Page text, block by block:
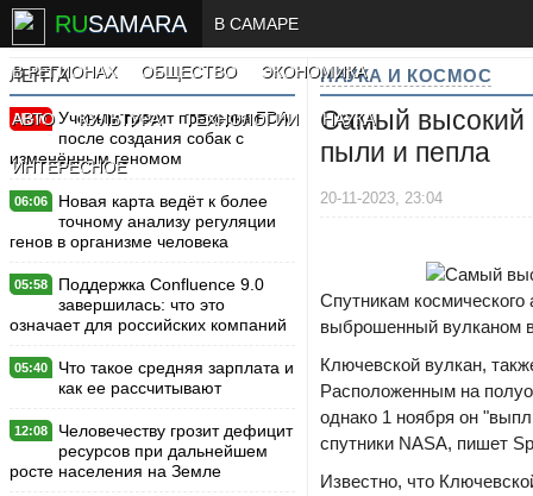
RUSAMARA В САМАРЕ
В РЕГИОНАХ ОБЩЕСТВО ЭКОНОМИКА
АВТО КУЛЬТУРА ТЕХНОЛОГИИ НАУКА
ИНТЕРЕСНОЕ
ЛЕНТА
New
Ученым грозит проверка FDA
после создания собак с
изменённым геномом
06:06
Новая карта ведёт к более
точному анализу регуляции
генов в организме человека
05:58
Поддержка Confluence 9.0
завершилась: что это
означает для российских компаний
05:40
Что такое средняя зарплата и
как ее рассчитывают
12:08
Человечеству грозит дефицит
ресурсов при дальнейшем
росте населения на Земле
НАУКА И КОСМОС
Самый высокий
пыли и пепла
20-11-2023, 23:04
Спутникам
выброшенный вулканом
Ключевской вулкан,
Расположенным на
однако 1 ноября он
спутники NASA, пишет
Известно, что